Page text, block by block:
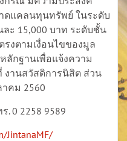
แคลนทุนทรัพย์ ในระดับ
ะ 15,000 บาท ระดับชั้น
งตามเงื่อนไขของมูล
กฐานเพื่อแจ้งความ
งานสวัสดิการนิสิต ส่วน
คม 2560
. 0 2258 9589
JintanaMF/